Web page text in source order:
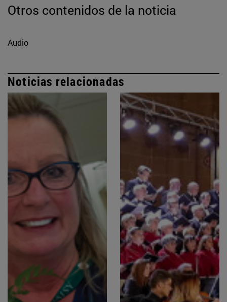
Otros contenidos de la noticia
Audio
Noticias relacionadas